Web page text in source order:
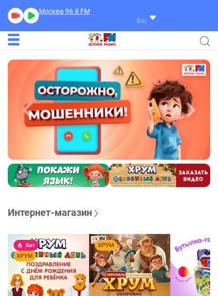
Москва 96.8 FM
Бардин Гарри
Интернет-магазин